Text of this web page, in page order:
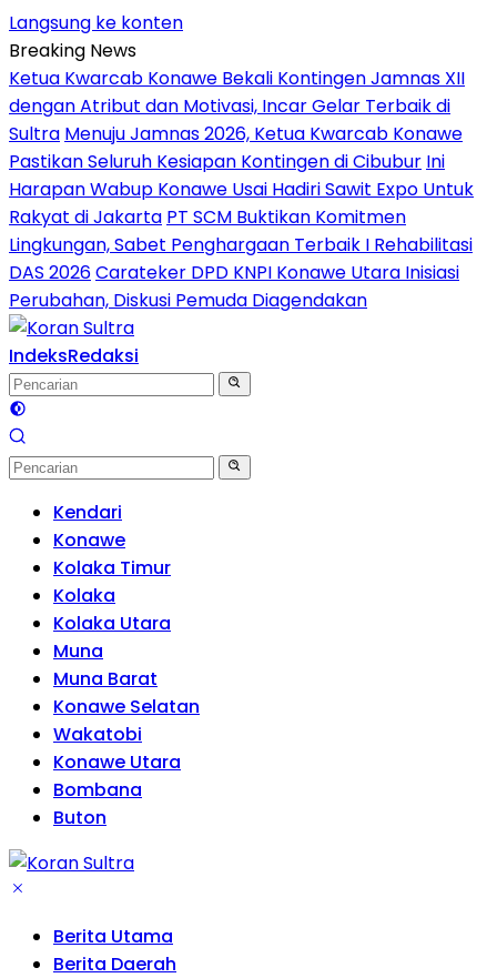
Langsung ke konten
Breaking News
Ketua Kwarcab Konawe Bekali Kontingen Jamnas XII
dengan Atribut dan Motivasi, Incar Gelar Terbaik di
Sultra Menuju Jamnas 2026, Ketua Kwarcab Konawe
Pastikan Seluruh Kesiapan Kontingen di Cibubur Ini
Harapan Wabup Konawe Usai Hadiri Sawit Expo Untuk
Rakyat di Jakarta PT SCM Buktikan Komitmen
Lingkungan, Sabet Penghargaan Terbaik I Rehabilitasi
DAS 2026Carateker DPD KNPI Konawe Utara Inisiasi
Perubahan, Diskusi Pemuda Diagendakan
IndeksRedaksi
Kendari
Konawe
Kolaka Timur
Kolaka
Kolaka Utara
Muna
Muna Barat
Konawe Selatan
Wakatobi
Konawe Utara
Bombana
Buton
Berita Utama
Berita Daerah